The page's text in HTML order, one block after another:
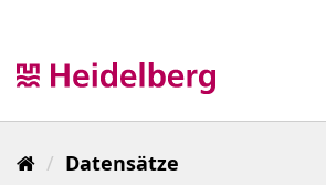
Datensätze